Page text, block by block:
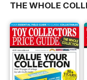
THE WHOLE